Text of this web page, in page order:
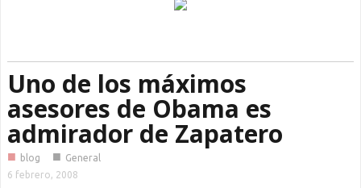
Uno de los máximos
asesores de Obama es
admirador de Zapatero
■ blog ■ General
6 febrero, 2008